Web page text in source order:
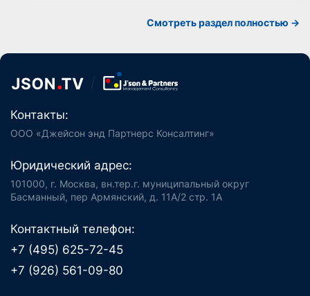
Cмотреть раздел полностью ->
Контакты:
ООО «Джейсон энд Партнерс Консалтинг»
Юридический адрес:
101000, г. Москва, вн.тер.г. муниципальный округ
Басманный, пер Армянский, д. 11А/2 стр. 1А
Контактный телефон:
+7 (495) 625-72-45
+7 (926) 561-09-80